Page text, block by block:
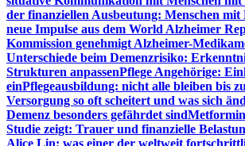
der finanziellen Ausbeutung: Menschen mit
neue Impulse aus dem World Alzheimer
Kommission genehmigt Alzheimer-
Unterschiede beim Demenzrisiko:
Strukturen anpassenPflege Angehörige:
einPflegeausbildung: nicht alle bleiben bis
Versorgung so oft scheitert und was sich
Demenz besonders gefährdet sind
Studie zeigt: Trauer und finanzielle
Alice Lin: was einer der weltweit